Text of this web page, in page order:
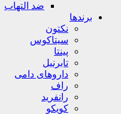
ضد التهاب
برندها
نکتون
سیتاکوس
پینتا
تابرنیل
داروهای دامی
راف
رانفرید
کویکو